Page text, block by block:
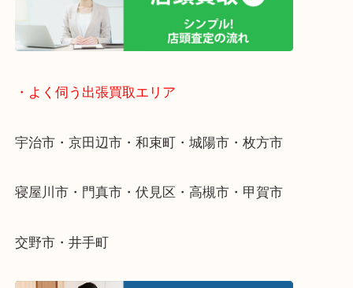
物を整理するケースは年々増えています。
整理したいけど値段がつくかわからない…
当店ではそういったお困りの方からのご依頼も大歓
そんなときはお気軽にご相談ください。